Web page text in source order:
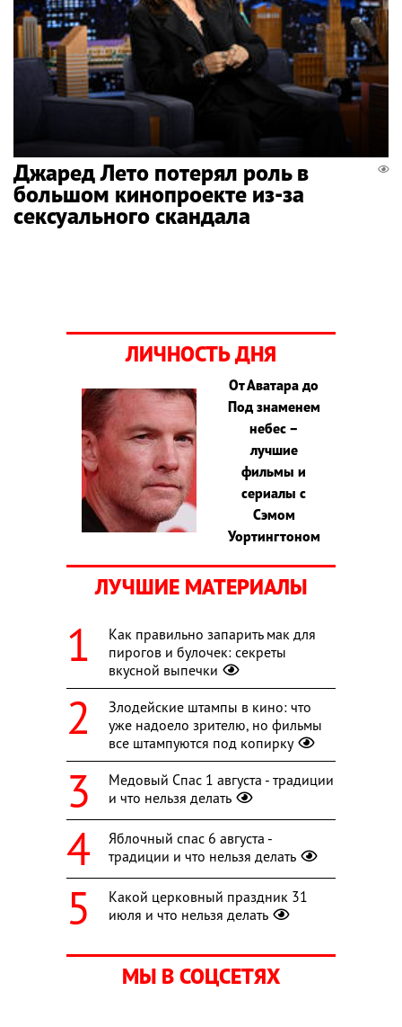
Джаред Лето потерял роль в
большом кинопроекте из-за
сексуального скандала
ЛИЧНОСТЬ ДНЯ
От Аватара до
Под знаменем
небес –
лучшие
фильмы и
сериалы с
Сэмом
Уортингтоном
ЛУЧШИЕ МАТЕРИАЛЫ
Как правильно запарить мак для
пирогов и булочек: секреты
вкусной выпечки
Злодейские штампы в кино: что
уже надоело зрителю, но фильмы
все штампуются под копирку
Медовый Спас 1 августа - традиции
и что нельзя делать
Яблочный спас 6 августа -
традиции и что нельзя делать
Какой церковный праздник 31
июля и что нельзя делать
МЫ В СОЦСЕТЯХ